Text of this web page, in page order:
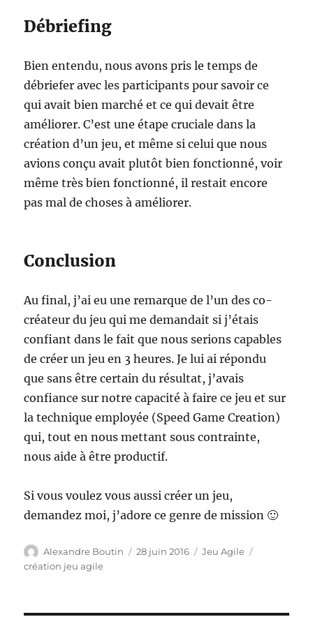
Débriefing
Bien entendu, nous avons pris le temps de
débriefer avec les participants pour savoir ce
qui avait bien marché et ce qui devait être
améliorer. C’est une étape cruciale dans la
création d’un jeu, et même si celui que nous
avions conçu avait plutôt bien fonctionné, voir
même très bien fonctionné, il restait encore
pas mal de choses à améliorer.
Conclusion
Au final, j’ai eu une remarque de l’un des co-
créateur du jeu qui me demandait si j’étais
confiant dans le fait que nous serions capables
de créer un jeu en 3 heures. Je lui ai répondu
que sans être certain du résultat, j’avais
confiance sur notre capacité à faire ce jeu et sur
la technique employée (Speed Game Creation)
qui, tout en nous mettant sous contrainte,
nous aide à être productif.
Si vous voulez vous aussi créer un jeu,
demandez moi, j’adore ce genre de mission 🙂
Auteur
Alexandre Boutin
Publié
28 juin 2016 Catégories
Jeu Agile
création jeu agile